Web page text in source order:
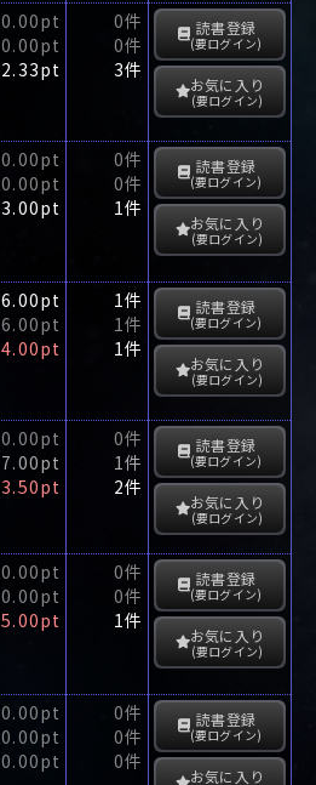
0.00pt
0.00pt
2.33pt
0件
0件
3件
読書登録
(要ログイン)
お気に入り
(要ログイン)
0.00pt
0.00pt
3.00pt
0件
0件
1件
読書登録
(要ログイン)
お気に入り
(要ログイン)
6.00pt
6.00pt
4.00pt
1件
1件
1件
読書登録
(要ログイン)
お気に入り
(要ログイン)
0.00pt
7.00pt
3.50pt
0件
1件
2件
読書登録
(要ログイン)
お気に入り
(要ログイン)
0.00pt
0.00pt
5.00pt
0件
0件
1件
読書登録
(要ログイン)
お気に入り
(要ログイン)
0.00pt
0.00pt
0.00pt
0件
0件
0件
読書登録
(要ログイン)
お気に入り